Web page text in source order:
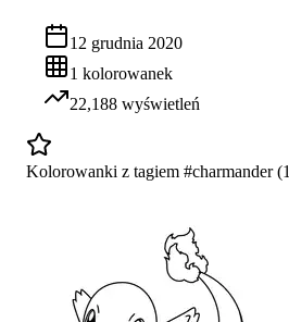
12 grudnia 2020
1 kolorowanek
22,188 wyświetleń
Kolorowanki z tagiem #charmander(1